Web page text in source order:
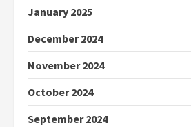
January 2025
December 2024
November 2024
October 2024
September 2024